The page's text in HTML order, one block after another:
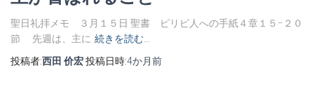
聖日礼拝メモ ３月１５日 聖書 ピリピ人への手紙４章１５−２０
節 先週は、主に 続きを読む…
投稿者:西田 价宏投稿日時:4か月前